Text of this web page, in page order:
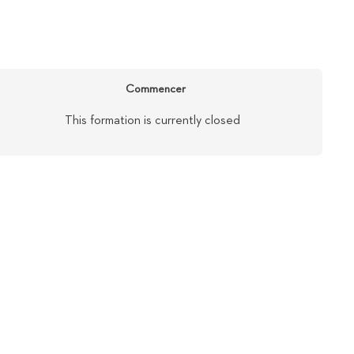
Commencer
This formation is currently closed